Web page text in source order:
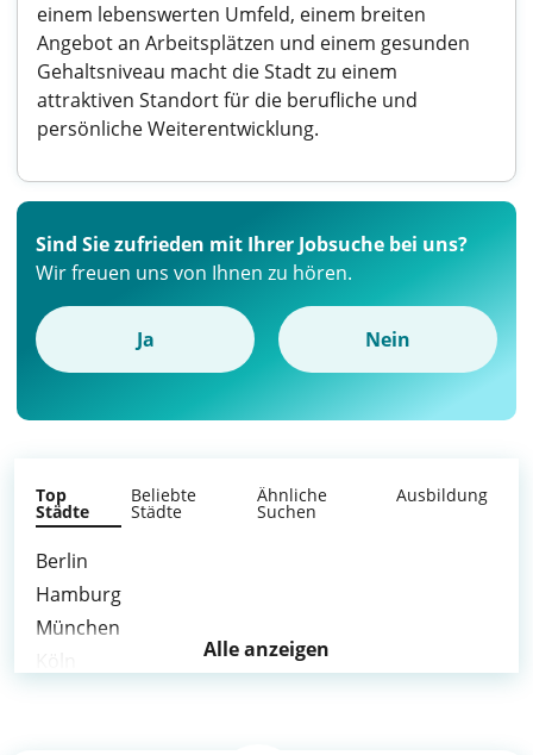
einem lebenswerten Umfeld, einem breiten
Angebot an Arbeitsplätzen und einem gesunden
Gehaltsniveau macht die Stadt zu einem
attraktiven Standort für die berufliche und
persönliche Weiterentwicklung.
Sind Sie zufrieden mit Ihrer Jobsuche bei uns?
Wir freuen uns von Ihnen zu hören.
Ja Nein
Top
Städte
Beliebte
Städte
Ähnliche
Suchen
Ausbildung
Berlin
Hamburg
München
Alle anzeigen